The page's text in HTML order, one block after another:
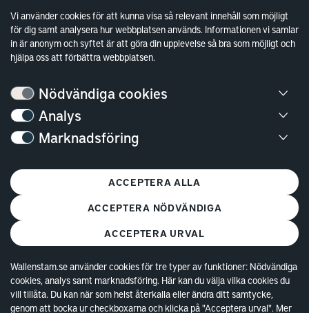
Vi använder cookies för att kunna visa så relevant innehåll som möjligt
för dig samt analysera hur webbplatsen används. Informationen vi samlar
in är anonym och syftet är att göra din upplevelse så bra som möjligt och
hjälpa oss att förbättra webbplatsen.
Nödvändiga cookies
Analys
Marknadsföring
ACCEPTERA ALLA
ACCEPTERA NÖDVÄNDIGA
ACCEPTERA URVAL
Wallenstam.se använder cookies för tre typer av funktioner: Nödvändiga
cookies, analys samt marknadsföring. Här kan du välja vilka cookies du
vill tillåta. Du kan när som helst återkalla eller ändra ditt samtycke,
genom att bocka ur checkboxarna och klicka på "Acceptera urval". Mer
Sök fakturamottagare
Våra fastigheter
Hållbarhet
Kundservice
Stockholm
© Copyright 2026 Wallenstam AB (publ)
Cookies
Behandling av personuppgifter